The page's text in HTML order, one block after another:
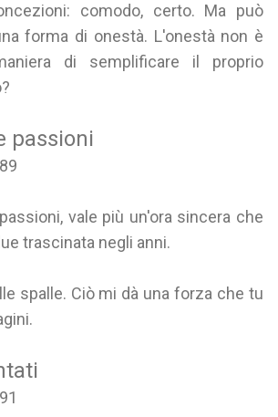
comodo, certo. Ma può
forma di onestà. L'onestà non è
di semplificare il proprio
passioni
vale più un'ora sincera che
trascinata negli anni.
spalle. Ciò mi dà una forza che tu